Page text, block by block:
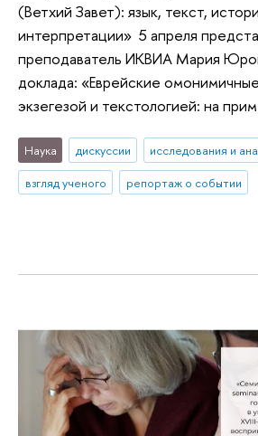
(Ветхий Завет): язык, текст,
интерпретации» 5 апреля
преподаватель ИКВИА Мария
доклада: «Еврейские
экзегезой и текстологией: на
Наука дискуссии
исследования и
взгляд ученого
репортаж о событии